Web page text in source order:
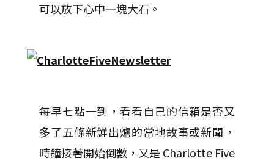
可以放下心中一塊大石。
每早七點一到，看看自己的信箱是否又
多了五條新鮮出爐的當地故事或新聞，
時鐘接著開始倒數，又是 Charlotte Five